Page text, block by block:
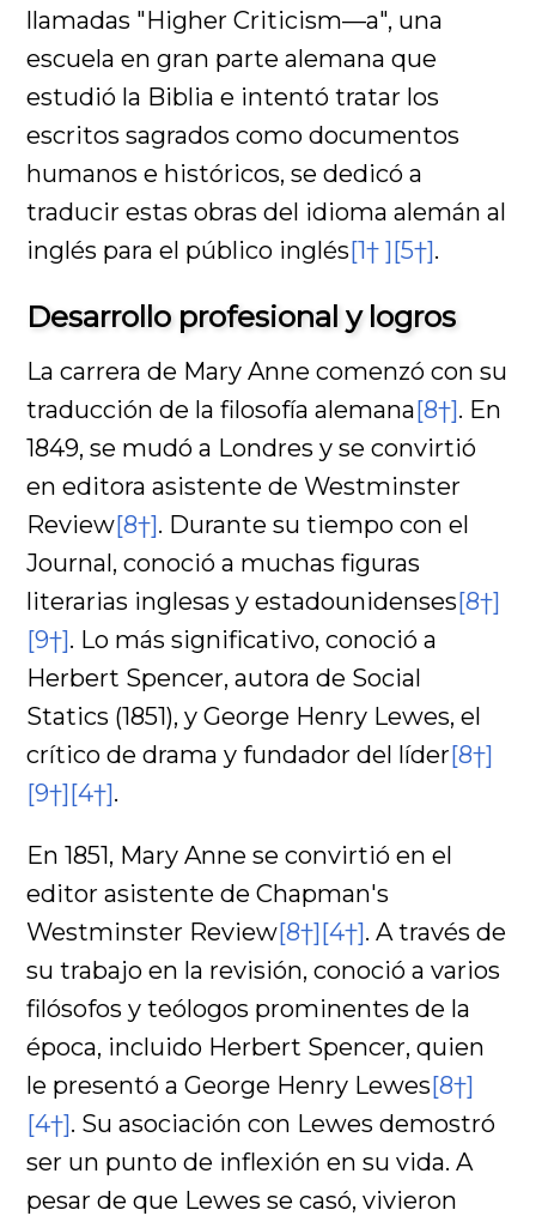
llamadas "Higher Criticism—a", una
escuela en gran parte alemana que
estudió la Biblia e intentó tratar los
escritos sagrados como documentos
humanos e históricos, se dedicó a
traducir estas obras del idioma alemán al
inglés para el público inglés[1† ][5†].
Desarrollo profesional y logros
La carrera de Mary Anne comenzó con su
traducción de la filosofía alemana[8†]. En
1849, se mudó a Londres y se convirtió
en editora asistente de Westminster
Review[8†]. Durante su tiempo con el
Journal, conoció a muchas figuras
literarias inglesas y estadounidenses[8†]
[9†]. Lo más significativo, conoció a
Herbert Spencer, autora de Social
Statics (1851), y George Henry Lewes, el
crítico de drama y fundador del líder[8†]
[9†][4†].
En 1851, Mary Anne se convirtió en el
editor asistente de Chapman's
Westminster Review[8†][4†]. A través de
su trabajo en la revisión, conoció a varios
filósofos y teólogos prominentes de la
época, incluido Herbert Spencer, quien
le presentó a George Henry Lewes[8†]
[4†]. Su asociación con Lewes demostró
ser un punto de inflexión en su vida. A
pesar de que Lewes se casó, vivieron